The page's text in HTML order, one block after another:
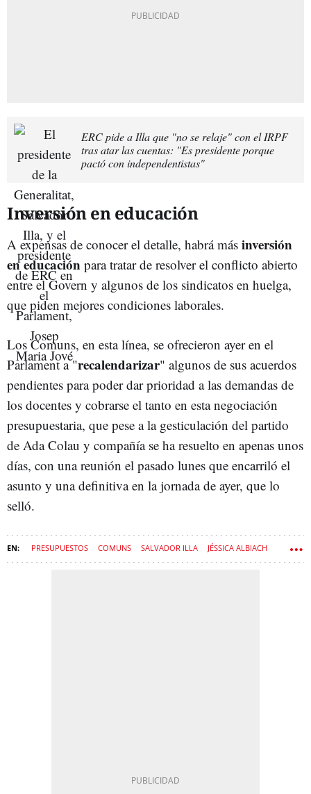
ERC pide a Illa que "no se relaje" con el IRPF
tras atar las cuentas: "Es presidente porque
pactó con independentistas"
Inversión en educación
A expensas de conocer el detalle, habrá más inversión
en educación para tratar de resolver el conflicto abierto
entre el Govern y algunos de los sindicatos en huelga,
que piden mejores condiciones laborales.
Los Comuns, en esta línea, se ofrecieron ayer en el
Parlament a "recalendarizar" algunos de sus acuerdos
pendientes para poder dar prioridad a las demandas de
los docentes y cobrarse el tanto en esta negociación
presupuestaria, que pese a la gesticulación del partido
de Ada Colau y compañía se ha resuelto en apenas unos
días, con una reunión el pasado lunes que encarriló el
asunto y una definitiva en la jornada de ayer, que lo
selló.
PRESUPUESTOS COMUNS SALVADOR ILLA JÉSSICA ALBIACH